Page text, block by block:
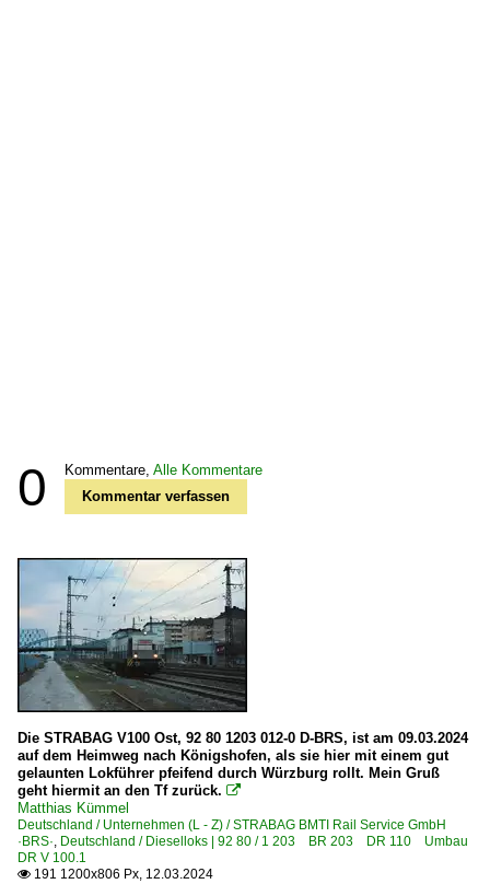
0 Kommentare, Alle Kommentare
Kommentar verfassen
Die STRABAG V100 Ost, 92 80 1203 012-0 D-BRS, ist am 09.03.2024
auf dem Heimweg nach Königshofen, als sie hier mit einem gut
gelaunten Lokführer pfeifend durch Würzburg rollt. Mein Gruß
geht hiermit an den Tf zurück. 
Matthias Kümmel
Deutschland / Unternehmen (L - Z) / STRABAG BMTI Rail Service GmbH
·BRS·, Deutschland / Dieselloks | 92 80 / 1 203 BR 203 DR 110 Umbau
DR V 100.1
 191 1200x806 Px, 12.03.2024